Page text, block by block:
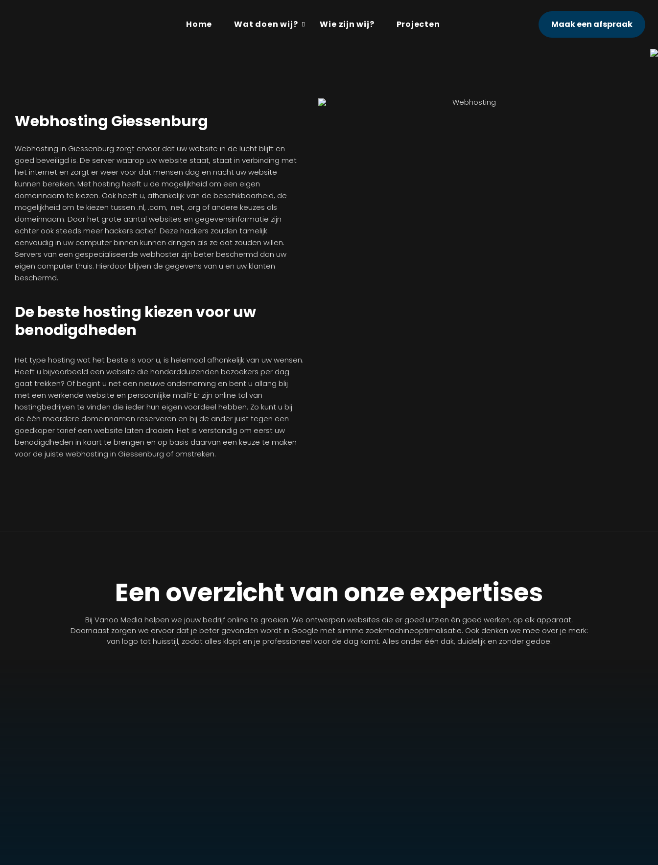
Home Wat doen wij? Wie zijn wij? Projecten Maak een afspraak
Webhosting Giessenburg
Webhosting in Giessenburg zorgt ervoor dat uw website in de lucht blijft en
goed beveiligd is. De server waarop uw website staat, staat in verbinding met
het internet en zorgt er weer voor dat mensen dag en nacht uw website
kunnen bereiken. Met hosting heeft u de mogelijkheid om een eigen
domeinnaam te kiezen. Ook heeft u, afhankelijk van de beschikbaarheid, de
mogelijkheid om te kiezen tussen .nl, .com, .net, .org of andere keuzes als
domeinnaam. Door het grote aantal websites en gegevensinformatie zijn
echter ook steeds meer hackers actief. Deze hackers zouden tamelijk
eenvoudig in uw computer binnen kunnen dringen als ze dat zouden willen.
Servers van een gespecialiseerde webhoster zijn beter beschermd dan uw
eigen computer thuis. Hierdoor blijven de gegevens van u en uw klanten
beschermd.
De beste hosting kiezen voor uw
benodigdheden
Het type hosting wat het beste is voor u, is helemaal afhankelijk van uw wensen.
Heeft u bijvoorbeeld een website die honderdduizenden bezoekers per dag
gaat trekken? Of begint u net een nieuwe onderneming en bent u allang blij
met een werkende website en persoonlijke mail? Er zijn online tal van
hostingbedrijven te vinden die ieder hun eigen voordeel hebben. Zo kunt u bij
de één meerdere domeinnamen reserveren en bij de ander juist tegen een
goedkoper tarief een website laten draaien. Het is verstandig om eerst uw
benodigdheden in kaart te brengen en op basis daarvan een keuze te maken
voor de juiste webhosting in Giessenburg of omstreken.
Een overzicht van onze expertises
Bij Vanoo Media helpen we jouw bedrijf online te groeien. We ontwerpen websites die er goed uitzien én goed werken, op elk apparaat.
Daarnaast zorgen we ervoor dat je beter gevonden wordt in Google met slimme zoekmachineoptimalisatie. Ook denken we mee over je merk:
van logo tot huisstijl, zodat alles klopt en je professioneel voor de dag komt. Alles onder één dak, duidelijk en zonder gedoe.